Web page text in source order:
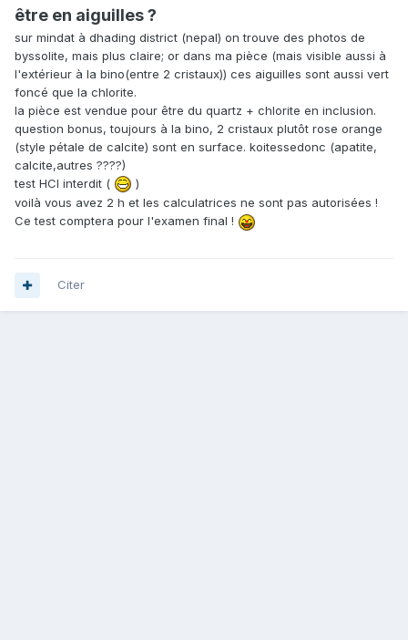
être en aiguilles ?
sur mindat à dhading district (nepal) on trouve des photos de
byssolite, mais plus claire; or dans ma pièce (mais visible aussi à
l'extérieur à la bino(entre 2 cristaux)) ces aiguilles sont aussi vert
foncé que la chlorite.
la pièce est vendue pour être du quartz + chlorite en inclusion.
question bonus, toujours à la bino, 2 cristaux plutôt rose orange
(style pétale de calcite) sont en surface. koitessedonc (apatite,
calcite,autres ????)
test HCl interdit (
)
voilà vous avez 2 h et les calculatrices ne sont pas autorisées !
Ce test comptera pour l'examen final !
Citer